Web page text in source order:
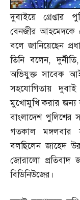
দুবাইয়ে গ্রেপ্তার
বেনজীর আহমেদকে
বলে জানিয়েছেন
তিনি বলেন,দুর্নীতি,
অভিযুক্ত সাবেক
সহযোগিতায় দুবাই
মুখোমুখি করার জন্য
বাংলাদেশ পুলিশের
গতকাল মঙ্গলবার
বলছিলেন জাহেদ
জোরালো প্রতিবাদ
বিডিনিউজের।